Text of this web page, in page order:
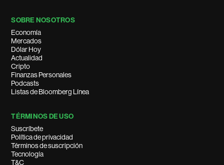
SOBRE NOSOTROS
Economía
Mercados
Dólar Hoy
Actualidad
Cripto
Finanzas Personales
Podcasts
Listas de Bloomberg Línea
TÉRMINOS DE USO
Suscríbete
Política de privacidad
Términos de suscripción
Tecnología
T&C